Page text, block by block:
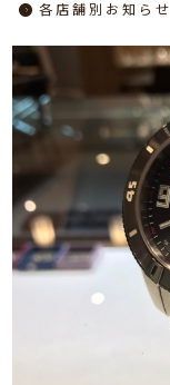
各店舗別お知らせ